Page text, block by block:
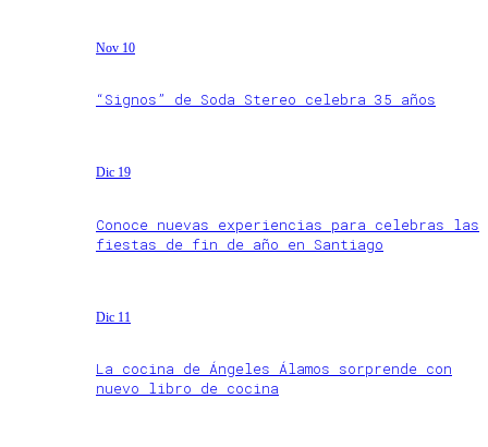
Nov 10
“Signos” de Soda Stereo celebra 35 años
Dic 19
Conoce nuevas experiencias para celebras las
fiestas de fin de año en Santiago
Dic 11
La cocina de Ángeles Álamos sorprende con
nuevo libro de cocina